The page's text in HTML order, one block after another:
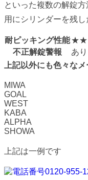
といった複数の解錠
用にシリンダーを残
耐ピッキング性能
不正解錠警報
あり
上記以外にも色々な
MIWA
GOAL
WEST
KABA
ALPHA
SHOWA
上記は一例です